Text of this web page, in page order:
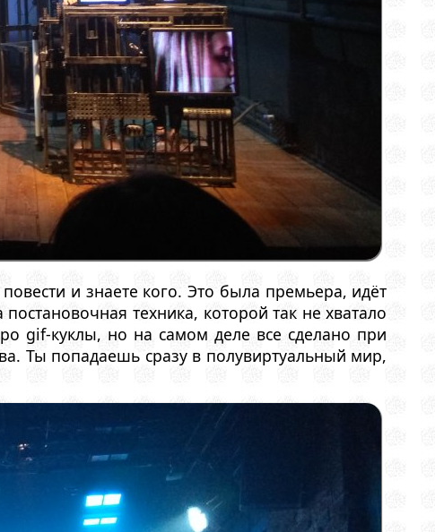
и знаете кого. Это была премьера, идёт
техника, которой так не хватало
gif-куклы, но на самом деле все сделано при
Ты попадаешь сразу в полувиртуальный мир,